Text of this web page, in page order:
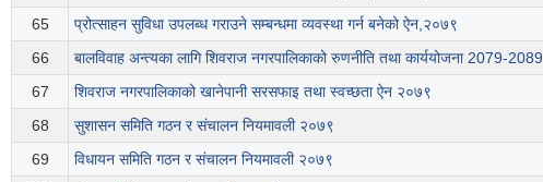
65
प्रोत्साहन सुविधा उपलब्ध गराउने सम्बन्धमा व्यवस्था गर्न बनेको ऐन,२०७९
66
बालविवाह अन्त्यका लागि शिवराज नगरपालिकाको रुणनीति तथा कार्ययोजना 2079-2089
67
शिवराज नगरपालिकाको खानेपानी सरसफाइ तथा स्वच्छता ऐन २०७९
68
सुशासन समिति गठन र संचालन नियमावली २०७९
69
विधायन समिति गठन र संचालन नियमावली २०७९